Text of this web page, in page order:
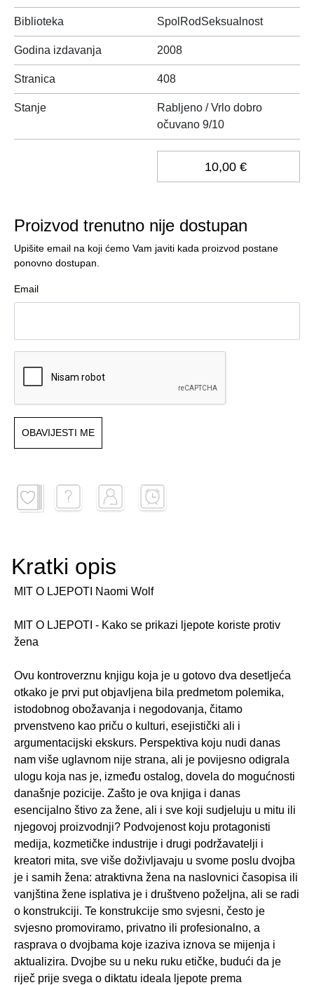
Biblioteka SpolRodSeksualnost
Godina izdavanja 2008
Stranica 408
Stanje
Rabljeno / Vrlo dobro
očuvano 9/10
10,00 €
Proizvod trenutno nije dostupan
Upišite email na koji ćemo Vam javiti kada proizvod postane
ponovno dostupan.
Email
OBAVIJESTI ME
Kratki opis
MIT O LJEPOTI Naomi Wolf
MIT O LJEPOTI - Kako se prikazi ljepote koriste protiv
žena
Ovu kontroverznu knjigu koja je u gotovo dva desetljeća
otkako je prvi put objavljena bila predmetom polemika,
istodobnog obožavanja i negodovanja, čitamo
prvenstveno kao priču o kulturi, esejistički ali i
argumentacijski ekskurs. Perspektiva koju nudi danas
nam više uglavnom nije strana, ali je povijesno odigrala
ulogu koja nas je, između ostalog, dovela do mogućnosti
današnje pozicije. Zašto je ova knjiga i danas
esencijalno štivo za žene, ali i sve koji sudjeluju u mitu ili
njegovoj proizvodnji? Podvojenost koju protagonisti
medija, kozmetičke industrije i drugi podržavatelji i
kreatori mita, sve više doživljavaju u svome poslu dvojba
je i samih žena: atraktivna žena na naslovnici časopisa ili
vanjština žene isplativa je i društveno poželjna, ali se radi
o konstrukciji. Te konstrukcije smo svjesni, često je
svjesno promoviramo, privatno ili profesionalno, a
rasprava o dvojbama koje izaziva iznova se mijenja i
aktualizira. Dvojbe su u neku ruku etičke, budući da je
riječ prije svega o diktatu ideala ljepote prema